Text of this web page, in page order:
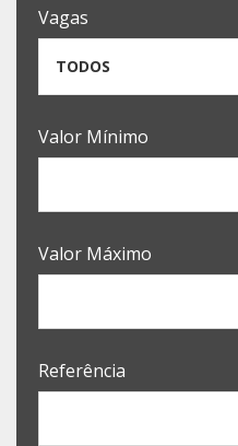
Vagas
TODOS
Valor Mínimo
Valor Máximo
Referência